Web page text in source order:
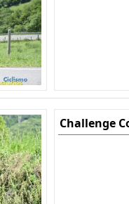
Challenge